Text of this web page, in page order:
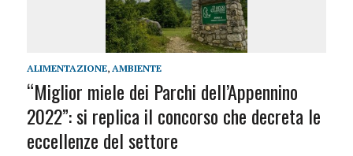
ALIMENTAZIONE, AMBIENTE
“Miglior miele dei Parchi dell’Appennino
2022”: si replica il concorso che decreta le
eccellenze del settore